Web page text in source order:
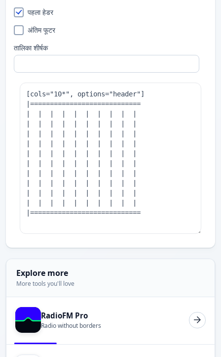
पहला हेडर
अंतिम फूटर
तालिका शीर्षक
Explore more
More tools you'll love
RadioFM Pro
Radio without borders